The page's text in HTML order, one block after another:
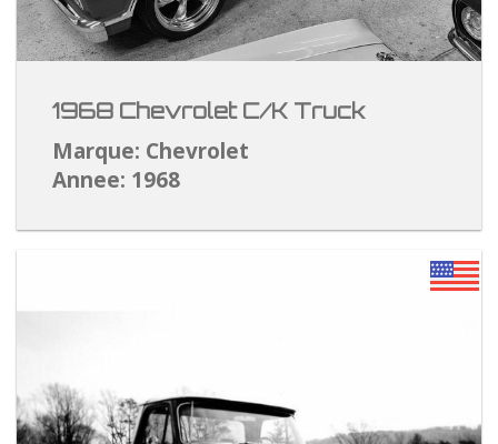
1968 Chevrolet C/K Truck
Marque: Chevrolet
Annee: 1968